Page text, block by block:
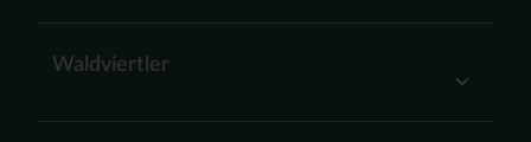
Waldviertler